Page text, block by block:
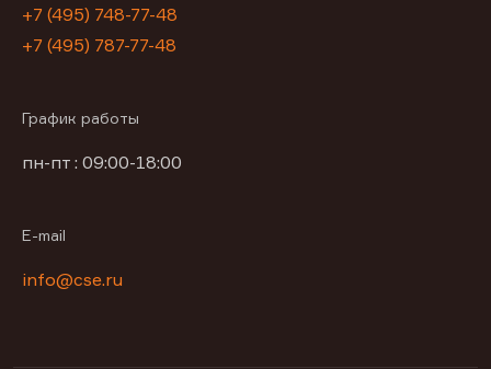
+7 (495) 748-77-48
+7 (495) 787-77-48
График работы
пн-пт : 09:00-18:00
E-mail
info@cse.ru